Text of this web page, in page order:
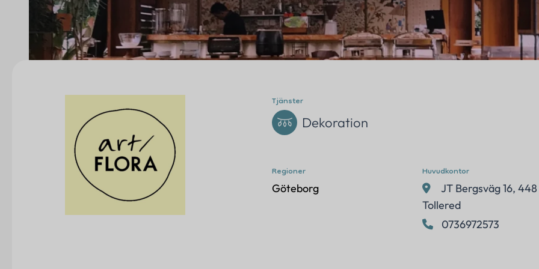
Kontakta oss Adress Följ oss
Tjänster
Dekoration
Regioner
Göteborg
Huvudkontor
JT Bergsväg 16,
Tollered
0736972573